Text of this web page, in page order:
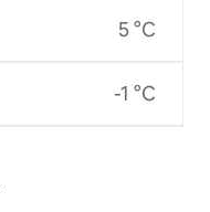
5 °C
-1 °C